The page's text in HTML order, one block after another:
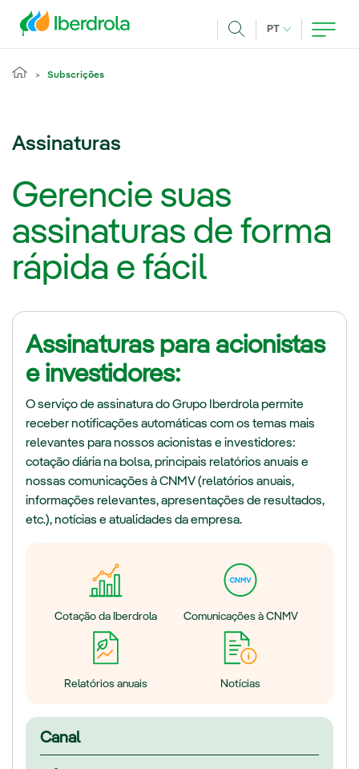
PT IDIOMA ATUAL,
Subscrições
Assinaturas
Gerencie suas
assinaturas de forma
rápida e fácil
Assinaturas para acionistas
e investidores:
O serviço de assinatura do Grupo Iberdrola permite
receber notificações automáticas com os temas mais
relevantes para nossos acionistas e investidores:
cotação diária na bolsa, principais relatórios anuais e
nossas comunicações à CNMV (relatórios anuais,
informações relevantes, apresentações de resultados,
etc.), notícias e atualidades da empresa.
Cotação da Iberdrola Comunicações à CNMV
Relatórios anuais Notícias
Canal